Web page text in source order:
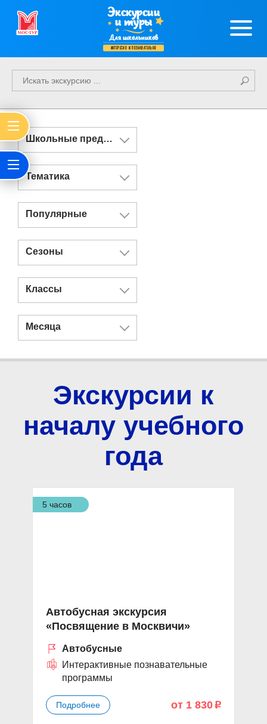
Экскурсии
и туры
Для школьников
интересно и познавательно
Школьные предметы
Тематика
Популярные
Сезоны
Классы
Месяца
Экскурсии к
началу учебного
года
5 часов
Автобусная экскурсия
«Посвящение в Москвичи»
Автобусные
Интерактивные познавательные
программы
Подробнее от 1 830 p